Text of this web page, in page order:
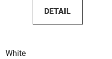
DETAIL
White